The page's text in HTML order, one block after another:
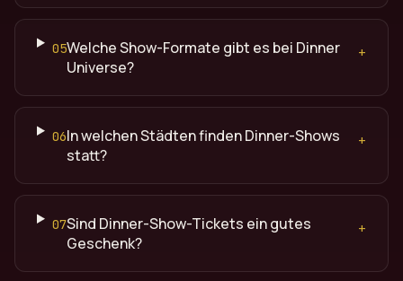
05Welche Show-Formate gibt es bei Dinner
Universe?
+
06In welchen Städten finden Dinner-Shows
statt?
+
07Sind Dinner-Show-Tickets ein gutes
Geschenk?
+